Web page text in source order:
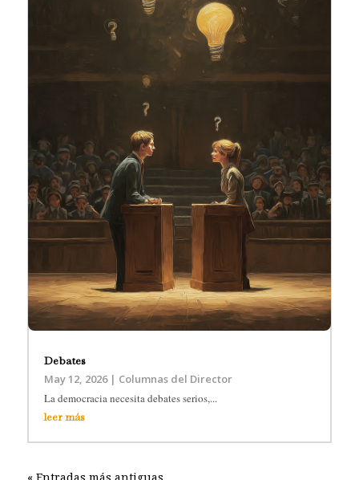
Debates
May 12, 2026| Columnas del Director
La democracia necesita debates serios,...
leer más